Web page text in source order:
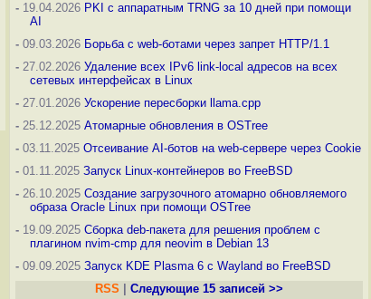
- 19.04.2026 PKI с аппаратным TRNG за 10 дней при помощи
AI
- 09.03.2026 Борьба с web-ботами через запрет HTTP/1.1
- 27.02.2026 Удаление всех IPv6 link-local адресов на всех
сетевых интерфейсах в Linux
- 27.01.2026 Ускорение пересборки llama.cpp
- 25.12.2025 Атомарные обновления в OSTree
- 03.11.2025 Отсеивание AI-ботов на web-сервере через Cookie
- 01.11.2025 Запуск Linux-контейнеров во FreeBSD
- 26.10.2025 Создание загрузочного атомарно обновляемого
образа Oracle Linux при помощи OSTree
- 19.09.2025 Сборка deb-пакета для решения проблем с
плагином nvim-cmp для neovim в Debian 13
- 09.09.2025 Запуск KDE Plasma 6 с Wayland во FreeBSD
RSS
Следующие 15 записей >>